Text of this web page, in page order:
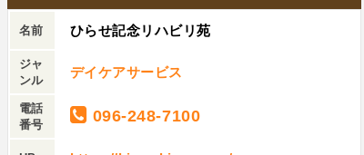
名前 ひらせ記念リハビリ苑
ジャ
ンル
デイケアサービス
電話
番号
096-248-7100